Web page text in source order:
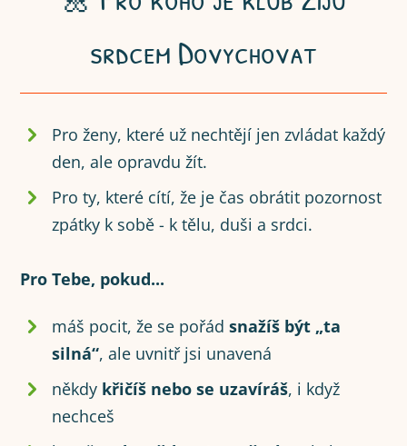
srdcem Dovychovat
Pro ženy, které už nechtějí jen zvládat každý
den, ale opravdu žít.
Pro ty, které cítí, že je čas obrátit pozornost
zpátky k sobě - k tělu, duši a srdci.
Pro Tebe, pokud...
máš pocit, že se pořád snažíš být „ta
silná“, ale uvnitř jsi unavená
někdy křičíš nebo se uzavíráš, i když
nechceš